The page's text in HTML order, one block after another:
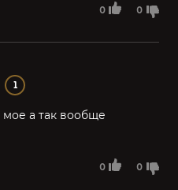
0 0
1
0 0
а так вообще